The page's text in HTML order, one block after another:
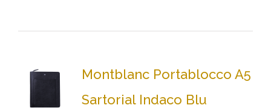
Montblanc Portablocco A5
Sartorial Indaco Blu